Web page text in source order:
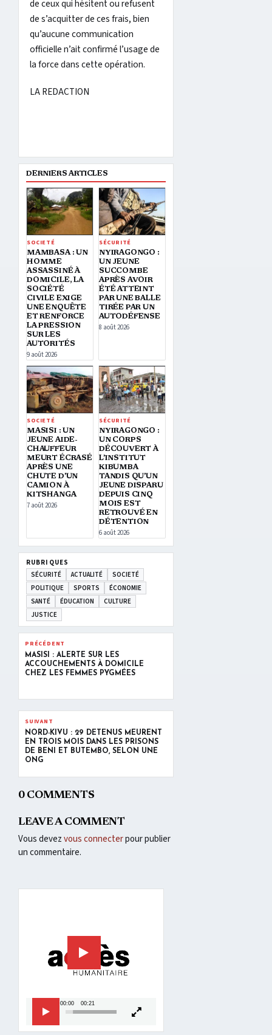
de ceux qui hésitent ou refusent
de s’acquitter de ces frais, bien
qu’aucune communication
officielle n’ait confirmé l’usage de
la force dans cette opération.
LA REDACTION
DERNIERS ARTICLES
SOCIETÉ
MAMBASA : UN
HOMME
ASSASSINÉ À
DOMICILE, LA
SOCIÉTÉ
CIVILE EXIGE
UNE ENQUÊTE
ET RENFORCE
LA PRESSION
SUR LES
AUTORITÉS
9 août 2026
SÉCURITÉ
NYIRAGONGO :
UN JEUNE
SUCCOMBE
APRÈS AVOIR
ÉTÉ ATTEINT
PAR UNE BALLE
TIRÉE PAR UN
AUTODÉFENSE
8 août 2026
SOCIETÉ
MASISI : UN
JEUNE AIDE-
CHAUFFEUR
MEURT ÉCRASÉ
APRÈS UNE
CHUTE D’UN
CAMION À
KITSHANGA
7 août 2026
SÉCURITÉ
NYIRAGONGO :
UN CORPS
DÉCOUVERT À
L’INSTITUT
KIBUMBA
TANDIS QU’UN
JEUNE DISPARU
DEPUIS CINQ
MOIS EST
RETROUVÉ EN
DÉTENTION
6 août 2026
RUBRIQUES
SÉCURITÉ
ACTUALITÉ
SOCIETÉ
POLITIQUE
SPORTS
ÉCONOMIE
SANTÉ
ÉDUCATION
CULTURE
JUSTICE
PRÉCÉDENT
MASISI : ALERTE SUR LES
ACCOUCHEMENTS À DOMICILE
CHEZ LES FEMMES PYGMÉES
SUIVANT
NORD-KIVU : 29 DÉTENUS MEURENT
EN TROIS MOIS DANS LES PRISONS
DE BENI ET BUTEMBO, SELON UNE
ONG
0 COMMENTS
LEAVE A COMMENT
Vous devezvous connecterpour publier
un commentaire.
00:00 00:21